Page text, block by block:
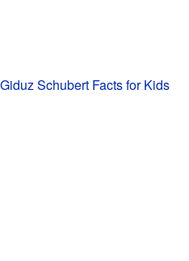
Schubert Facts for Kids